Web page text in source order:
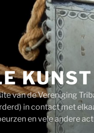
van de Vereniging
in contact met
en vele andere